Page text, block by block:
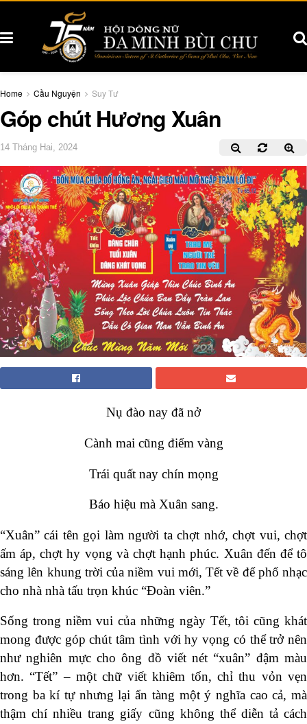
Home Cầu Nguyện Suy Tư
Góp chút Hương Xuân
14 Tháng Hai, 2024
Nụ đào nay đã nở
Cành mai cũng điểm vàng
Trái quất nay chín mọng
Báo hiệu mà Xuân sang.
“Xuân” cái tên gọi làm người ta chợt nhớ, chợt vui, chợt
ấm áp, chợt hy vọng và chợt hạnh phúc. Xuân đến để tô
sáng lên khung trời của niềm vui mới, Tết về để phổ nhạc
cho nhà nhà tấu trọn khúc “Đoàn viên.”
Sống trong niềm vui của những ngày Tết, tôi cũng khát
mong được góp chút tâm tình với hy vọng có thể trở nên
như nghiên mực cho ông đồ viết nét “xuân” đậm màu
hơn. “Tết” – một chữ viết khiêm tốn, chỉ thu vỏn vẹn
trong ba kí tự nhưng lại ẩn tàng một ý nghĩa cao cả, mà
thậm chí nhiều trang giấy cũng không thể diễn tả cách